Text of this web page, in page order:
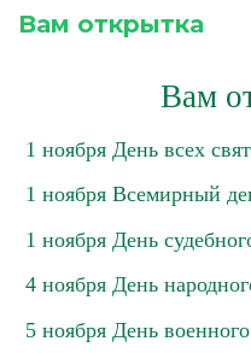
Вам открытка
Вам
1 ноября День всех
1 ноября Всемирный
1 ноября День
4 ноября День
5 ноября День